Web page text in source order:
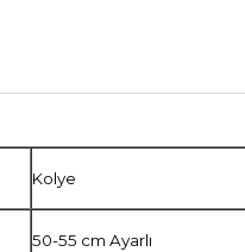
Kolye
50-55 cm Ayarlı